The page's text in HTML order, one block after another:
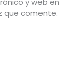
que comente.